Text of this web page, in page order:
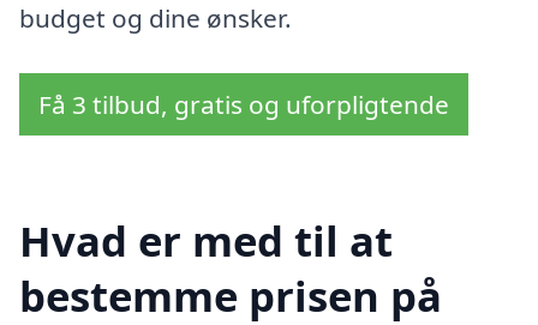
budget og dine ønsker.
Få 3 tilbud, gratis og uforpligtende
Hvad er med til at
bestemme prisen på